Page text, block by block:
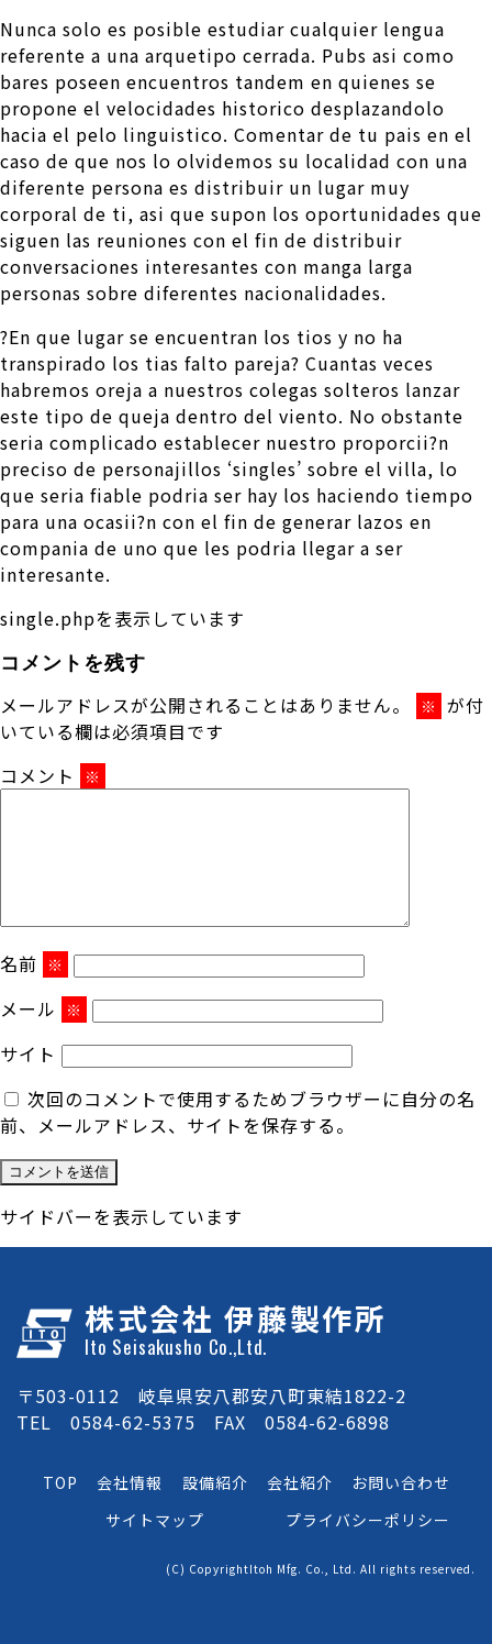
Nunca solo es posible estudiar cualquier lengua
referente a una arquetipo cerrada. Pubs asi­ como
bares poseen encuentros tandem en quienes se
propone el velocidades historico desplazandolo
hacia el pelo linguistico. Comentar de tu pais en el
caso de que nos lo olvidemos su localidad con una
diferente persona es distribuir un lugar muy
corporal de ti, asi que supon los oportunidades que
siguen las reuniones con el fin de distribuir
conversaciones interesantes con manga larga
personas sobre diferentes nacionalidades.
?En que lugar se encuentran los tios y no ha
transpirado los tias falto pareja? Cuantas veces
habremos oreja a nuestros colegas solteros lanzar
este tipo de queja dentro del viento. No obstante
seri­a complicado establecer nuestro proporcii?n
preciso de personajillos ‘singles’ sobre el villa, lo
que seri­a fiable podri­a ser hay los haciendo tiempo
para una ocasii?n con el fin de generar lazos en
compania de uno que les podri­a llegar a ser
interesante.
single.phpを表示しています
コメントを残す
メールアドレスが公開されることはありません。 ※ が付
いている欄は必須項目です
コメント
※
名前 ※
メール ※
サイト
次回のコメントで使用するためブラウザーに自分の名
前、メールアドレス、サイトを保存する。
サイドバーを表示しています
株式会社 伊藤製作所
Ito Seisakusho Co.,Ltd.
〒503-0112 岐阜県安八郡安八町東結1822-2
TEL 0584-62-5375 FAX 0584-62-6898
TOP 会社情報 設備紹介 会社紹介
お問い合わせ
サイトマップ
プライバシーポリシー
(C) CopyrightItoh Mfg. Co., Ltd. All rights reserved.